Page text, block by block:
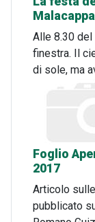
Malacappa
Alle 8.30
finestra. Il
di sole, ma
Foglio
2017
Articolo
pubblicato